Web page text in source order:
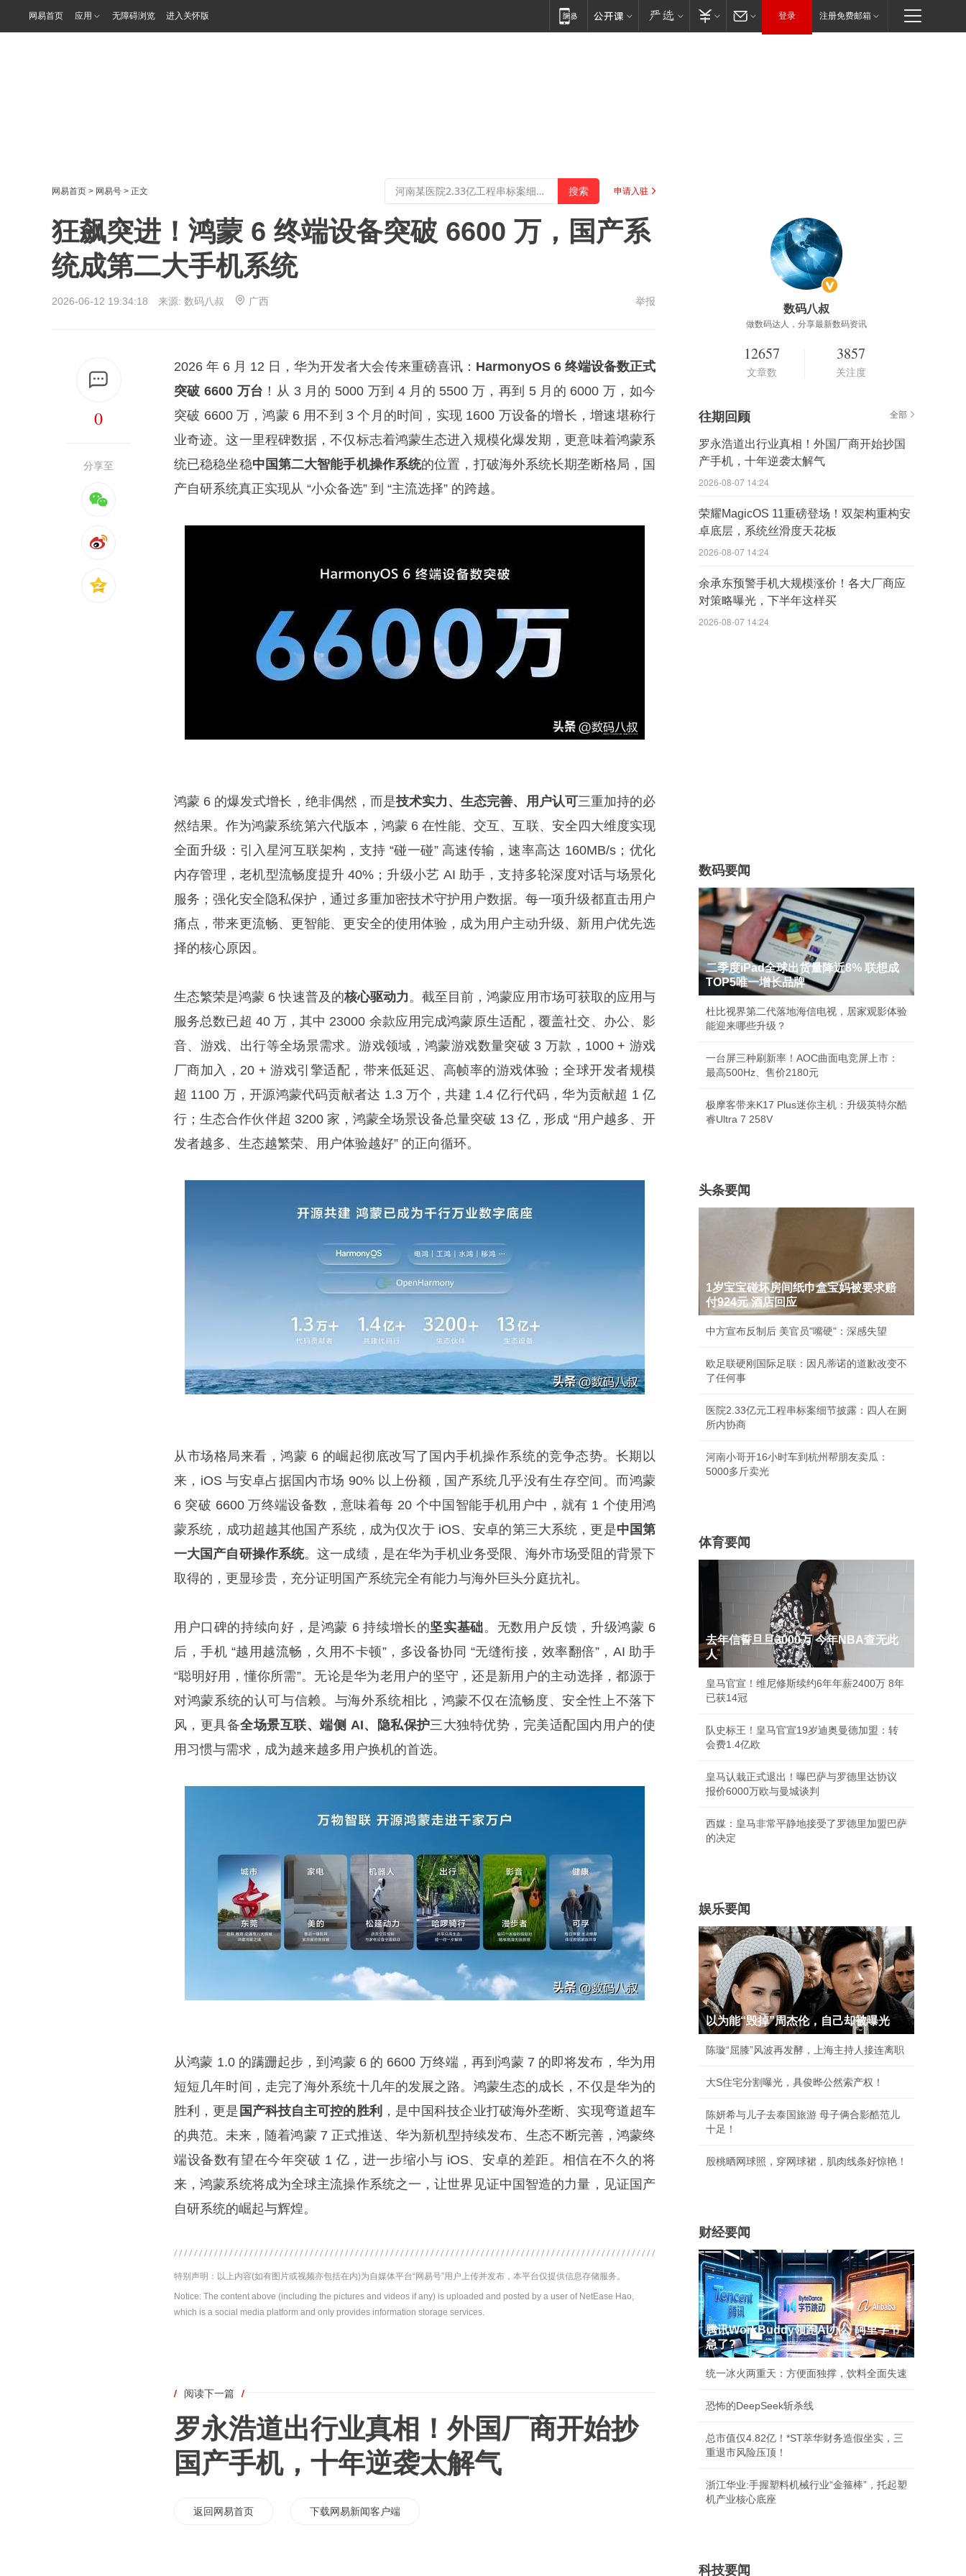
网易首页 应用 无障碍浏览 进入关怀版 登录 注册免费邮箱
网易首页 > 网易号 > 正文 申请入驻
狂飙突进！鸿蒙 6 终端设备突破 6600 万，国产系
统成第二大手机系统
2026-06-12 19:34:18 来源: 数码八叔 广西 举报
0
分享至
2026 年 6 月 12 日，华为开发者大会传来重磅喜讯： HarmonyOS 6 终端设备数正式
突破 6600 万台 ！从 3 月的 5000 万到 4 月的 5500 万，再到 5 月的 6000 万，如今
突破 6600 万，鸿蒙 6 用不到 3 个月的时间，实现 1600 万设备的增长，增速堪称行
业奇迹。这一里程碑数据，不仅标志着鸿蒙生态进入规模化爆发期，更意味着鸿蒙系
统已稳稳坐稳中国第二大智能手机操作系统的位置，打破海外系统长期垄断格局，国
产自研系统真正实现从 “小众备选” 到 “主流选择” 的跨越。
鸿蒙 6 的爆发式增长，绝非偶然，而是技术实力、生态完善、用户认可三重加持的必
然结果。作为鸿蒙系统第六代版本，鸿蒙 6 在性能、交互、互联、安全四大维度实现
全面升级：引入星河互联架构，支持 “碰一碰” 高速传输，速率高达 160MB/s；优化
内存管理，老机型流畅度提升 40%；升级小艺 AI 助手，支持多轮深度对话与场景化
服务；强化安全隐私保护，通过多重加密技术守护用户数据。每一项升级都直击用户
痛点，带来更流畅、更智能、更安全的使用体验，成为用户主动升级、新用户优先选
择的核心原因。
生态繁荣是鸿蒙 6 快速普及的核心驱动力。截至目前，鸿蒙应用市场可获取的应用与
服务总数已超 40 万，其中 23000 余款应用完成鸿蒙原生适配，覆盖社交、办公、影
音、游戏、出行等全场景需求。游戏领域，鸿蒙游戏数量突破 3 万款，1000 + 游戏
厂商加入，20 + 游戏引擎适配，带来低延迟、高帧率的游戏体验；全球开发者规模
超 1100 万，开源鸿蒙代码贡献者达 1.3 万个，共建 1.4 亿行代码，华为贡献超 1 亿
行；生态合作伙伴超 3200 家，鸿蒙全场景设备总量突破 13 亿，形成 “用户越多、开
发者越多、生态越繁荣、用户体验越好” 的正向循环。
从市场格局来看，鸿蒙 6 的崛起彻底改写了国内手机操作系统的竞争态势。长期以
来，iOS 与安卓占据国内市场 90% 以上份额，国产系统几乎没有生存空间。而鸿蒙
6 突破 6600 万终端设备数，意味着每 20 个中国智能手机用户中，就有 1 个使用鸿
蒙系统，成功超越其他国产系统，成为仅次于 iOS、安卓的第三大系统，更是中国第
一大国产自研操作系统。这一成绩，是在华为手机业务受限、海外市场受阻的背景下
取得的，更显珍贵，充分证明国产系统完全有能力与海外巨头分庭抗礼。
用户口碑的持续向好，是鸿蒙 6 持续增长的坚实基础。无数用户反馈，升级鸿蒙 6
后，手机 “越用越流畅，久用不卡顿”，多设备协同 “无缝衔接，效率翻倍”，AI 助手
“聪明好用，懂你所需”。无论是华为老用户的坚守，还是新用户的主动选择，都源于
对鸿蒙系统的认可与信赖。与海外系统相比，鸿蒙不仅在流畅度、安全性上不落下
风，更具备全场景互联、端侧 AI、隐私保护三大独特优势，完美适配国内用户的使
用习惯与需求，成为越来越多用户换机的首选。
从鸿蒙 1.0 的蹒跚起步，到鸿蒙 6 的 6600 万终端，再到鸿蒙 7 的即将发布，华为用
短短几年时间，走完了海外系统十几年的发展之路。鸿蒙生态的成长，不仅是华为的
胜利，更是 国产科技自主可控的胜利 ，是中国科技企业打破海外垄断、实现弯道超车
的典范。未来，随着鸿蒙 7 正式推送、华为新机型持续发布、生态不断完善，鸿蒙终
端设备数有望在今年突破 1 亿，进一步缩小与 iOS、安卓的差距。相信在不久的将
来，鸿蒙系统将成为全球主流操作系统之一，让世界见证中国智造的力量，见证国产
自研系统的崛起与辉煌。
特别声明：以上内容(如有图片或视频亦包括在内)为自媒体平台“网易号”用户上传并发布，本平台仅提供信息存储服务。
Notice: The content above (including the pictures and videos if any) is uploaded and posted by a user of NetEase Hao,
which is a social media platform and only provides information storage services.
/ 阅读下一篇 /
罗永浩道出行业真相！外国厂商开始抄
国产手机，十年逆袭太解气
返回网易首页 下载网易新闻客户端
数码八叔
做数码达人，分享最新数码资讯
12657
文章数
3857
关注度
往期回顾 全部
罗永浩道出行业真相！外国厂商开始抄国
产手机，十年逆袭太解气
2026-08-07 14:24
荣耀MagicOS 11重磅登场！双架构重构安
卓底层，系统丝滑度天花板
2026-08-07 14:24
余承东预警手机大规模涨价！各大厂商应
对策略曝光，下半年这样买
2026-08-07 14:24
数码要闻
二季度iPad全球出货量降近8% 联想成
TOP5唯一增长品牌
杜比视界第二代落地海信电视，居家观影体验
能迎来哪些升级？
一台屏三种刷新率！AOC曲面电竞屏上市：
最高500Hz、售价2180元
极摩客带来K17 Plus迷你主机：升级英特尔酷
睿Ultra 7 258V
头条要闻
1岁宝宝碰坏房间纸巾盒宝妈被要求赔
付924元 酒店回应
中方宣布反制后 美官员"嘴硬"：深感失望
欧足联硬刚国际足联：因凡蒂诺的道歉改变不
了任何事
医院2.33亿元工程串标案细节披露：四人在厕
所内协商
河南小哥开16小时车到杭州帮朋友卖瓜：
5000多斤卖光
体育要闻
去年信誓旦旦3000万 今年NBA查无此
人
皇马官宣！维尼修斯续约6年年薪2400万 8年
已获14冠
队史标王！皇马官宣19岁迪奥曼德加盟：转
会费1.4亿欧
皇马认栽正式退出！曝巴萨与罗德里达协议
报价6000万欧与曼城谈判
西媒：皇马非常平静地接受了罗德里加盟巴萨
的决定
娱乐要闻
以为能“毁掉”周杰伦，自己却被曝光
陈璇“屈膝”风波再发酵，上海主持人接连离职
大S住宅分割曝光，具俊晔公然索产权！
陈妍希与儿子去泰国旅游 母子俩合影酷范儿
十足！
殷桃晒网球照，穿网球裙，肌肉线条好惊艳！
财经要闻
腾讯WorkBuddy领跑AI办公 阿里字节
急了?
统一冰火两重天：方便面独撑，饮料全面失速
恐怖的DeepSeek斩杀线
总市值仅4.82亿！*ST萃华财务造假坐实，三
重退市风险压顶！
浙江华业:手握塑料机械行业“金箍棒”，托起塑
机产业核心底座
科技要闻